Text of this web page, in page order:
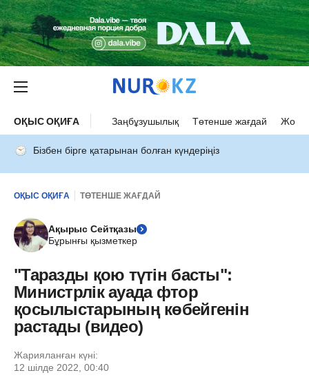
ОҚЫС ОҚИҒА Заңбұзушылық Төтенше жағдай Жол
Бізбен бірге қатарынан болған күндеріңіз
ОҚЫС ОҚИҒА ТӨТЕНШЕ ЖАҒДАЙ
Ақырыс Сейтқазы
Бұрынғы қызметкер
"Таразды қою түтін басты":
Министрлік ауада фтор
қосылыстарының көбейгенін
растады (видео)
Жарияланған күні:
12 шілде 2022, 00:40